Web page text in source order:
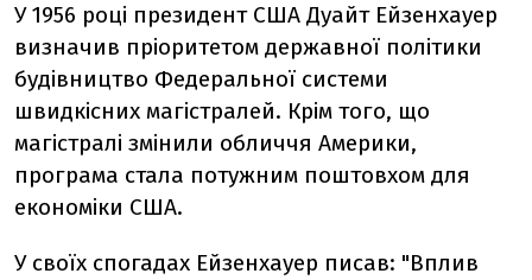
У 1956 році президент США Дуайт Ейзенхауер
визначив пріоритетом державної політики
будівництво Федеральної системи
швидкісних магістралей. Крім того, що
магістралі змінили обличчя Америки,
програма стала потужним поштовхом для
економіки США.
У своїх спогадах Ейзенхауер писав: "Вплив